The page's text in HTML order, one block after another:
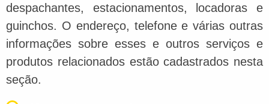
despachantes, estacionamentos, locadoras e
guinchos. O endereço, telefone e várias outras
informações sobre esses e outros serviços e
produtos relacionados estão cadastrados nesta
seção.